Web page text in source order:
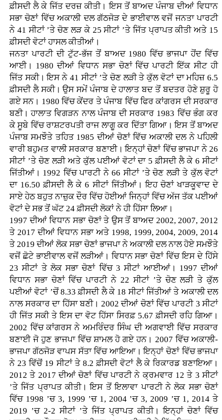
ਫ਼ੀਸਦੀ ਲੈ ਕੇ ਜਿੱਤ ਦਰਜ਼ ਕੀਤੀ। ਇਸ ਤੋਂ ਬਾਅਦ ਪੰਜਾਬ ਦੀਆਂ ਵਿਧਾਨ
ਸਭਾ ਚੋਣਾਂ ਵਿੱਚ ਅਕਾਲੀ ਦਲ ਗੱਠਜੋੜ ਦੇ ਭਾਈਵਾਲ ਵਜੋਂ ਜਨਤਾ ਪਾਰਟੀ
ਨੇ 41 ਸੀਟਾਂ ’ਤੇ ਚੋਣ ਲੜ ਕੇ 25 ਸੀਟਾਂ ’ਤੇ ਜਿੱਤ ਪ੍ਰਾਪਤ ਕੀਤੀ ਅਤੇ 15
ਫ਼ੀਸਦੀ ਵੋਟਾਂ ਹਾਸਲ ਕੀਤੀਆਂ।
ਜਨਤਾ ਪਾਰਟੀ ਦੀ ਟੁੱਟ-ਭੱਜ ਤੋਂ ਬਾਅਦ 1980 ਵਿੱਚ ਭਾਜਪਾ ਹੋਂਦ ਵਿੱਚ
ਆਈ। 1980 ਦੀਆਂ ਵਿਧਾਨ ਸਭਾ ਚੋਣਾਂ ਵਿੱਚ ਪਾਰਟੀ ਇੱਕ ਸੀਟ ਹੀ
ਜਿੱਤ ਸਕੀ। ਇਸ ਨੇ 41 ਸੀਟਾਂ ’ਤੇ ਚੋਣ ਲੜੀ ਤੇ ਕੁੱਲ ਵੋਟਾਂ ਦਾ ਮਹਿਜ਼ 6.5
ਫ਼ੀਸਦੀ ਲੈ ਸਕੀ। ਉਸ ਸਮੇਂ ਪੰਜਾਬ ਦੇ ਹਾਲਾਤ ਬਦ ਤੋਂ ਬਦਤਰ ਹੋਣੇ ਸ਼ੁਰੂ ਹੋ
ਗਏ ਸਨ। 1980 ਵਿੱਚ ਕੇਂਦਰ ਤੇ ਪੰਜਾਬ ਵਿੱਚ ਫਿਰ ਕਾਂਗਰਸ ਦੀ ਸਰਕਾਰ
ਬਣੀ। ਹਾਲਾਤ ਵਿਗੜਨ ਨਾਲ ਪੰਜਾਬ ਦੀ ਸਰਕਾਰ 1983 ਵਿੱਚ ਭੰਗ ਕਰ
ਕੇ ਸੂਬੇ ਵਿੱਚ ਰਾਸ਼ਟਰਪਤੀ ਰਾਜ ਲਾਗੂ ਕਰ ਦਿੱਤਾ ਗਿਆ। ਇਸ ਤੋਂ ਬਾਅਦ
ਪੰਜਾਬ ਸਮਝੌਤੇ ਤਹਿਤ 1985 ਦੀਆਂ ਚੋਣਾਂ ਵਿੱਚ ਅਕਾਲੀ ਦਲ ਨੇ ਪਹਿਲੀ
ਵਾਰੀ ਬਹੁਮਤ ਵਾਲੀ ਸਰਕਾਰ ਬਣਾਈ। ਇਨ੍ਹਾਂ ਚੋਣਾਂ ਵਿੱਚ ਭਾਜਪਾ ਨੇ 26
ਸੀਟਾਂ ’ਤੇ ਚੋਣ ਲੜੀ ਅਤੇ ਕੁੱਲ ਪਈਆਂ ਵੋਟਾਂ ਦਾ 5 ਫ਼ੀਸਦੀ ਲੈ ਕੇ 6 ਸੀਟਾਂ
ਜਿੱਤੀਆਂ। 1992 ਵਿੱਚ ਪਾਰਟੀ ਨੇ 66 ਸੀਟਾਂ ’ਤੇ ਚੋਣ ਲੜੀ ਤੇ ਕੁੱਲ ਵੋਟਾਂ
ਦਾ 16.50 ਫ਼ੀਸਦੀ ਲੈ ਕੇ 6 ਸੀਟਾਂ ਜਿੱਤੀਆਂ। ਇਹ ਚੋਣਾਂ ਖਾੜਕੂਵਾਦ ਦੇ
ਸਾਏ ਹੇਠ ਬਹੁਤ ਨਾਜ਼ੁਕ ਦੌਰ ਵਿੱਚ ਹੋਈਆਂ ਜਿਨ੍ਹਾਂ ਵਿੱਚ ਅੱਜ ਤੱਕ ਪਈਆਂ
ਵੋਟਾਂ ਦੇ ਸਭ ਤੋਂ ਘੱਟ 24 ਫ਼ੀਸਦੀ ਲੋਕਾਂ ਨੇ ਹੀ ਹਿੱਸਾ ਲਿਆ।
1997 ਦੀਆਂ ਵਿਧਾਨ ਸਭਾ ਚੋਣਾਂ ਤੇ ਉਸ ਤੋਂ ਬਾਅਦ 2002, 2007, 2012
ਤੇ 2017 ਦੀਆਂ ਵਿਧਾਨ ਸਭਾ ਅਤੇ 1998, 1999, 2004, 2009, 2014
ਤੇ 2019 ਦੀਆਂ ਲੋਕ ਸਭਾ ਚੋਣਾਂ ਭਾਜਪਾ ਨੇ ਅਕਾਲੀ ਦਲ ਨਾਲ ਹੋਏ ਸਮਝੌਤੇ
ਵਜੋਂ ਛੋਟੇ ਭਾਈਵਾਲ ਵਜੋਂ ਲੜੀਆਂ। ਵਿਧਾਨ ਸਭਾ ਚੋਣਾਂ ਵਿੱਚ ਇਸ ਦੇ ਹਿੱਸੇ
23 ਸੀਟਾਂ ਤੇ ਲੋਕ ਸਭਾ ਚੋਣਾਂ ਵਿੱਚ 3 ਸੀਟਾਂ ਆਈਆਂ। 1997 ਦੀਆਂ
ਵਿਧਾਨ ਸਭਾ ਚੋਣਾਂ ਵਿੱਚ ਪਾਰਟੀ ਨੇ 22 ਸੀਟਾਂ ’ਤੇ ਚੋਣ ਲੜੀ ਤੇ ਕੁੱਲ
ਪਈਆਂ ਵੋਟਾਂ ’ਚੋਂ 8.33 ਫ਼ੀਸਦੀ ਲੈ ਕੇ 18 ਸੀਟਾਂ ਜਿੱਤੀਆਂ ਤੇ ਅਕਾਲੀ ਦਲ
ਨਾਲ ਸਰਕਾਰ ਦਾ ਹਿੱਸਾ ਬਣੀ। 2002 ਦੀਆਂ ਚੋਣਾਂ ਵਿੱਚ ਪਾਰਟੀ 3 ਸੀਟਾਂ
ਹੀ ਜਿੱਤ ਸਕੀ ਤੇ ਇਸ ਦਾ ਵੋਟ ਹਿੱਸਾ ਸਿਰਫ਼ 5.67 ਫ਼ੀਸਦੀ ਰਹਿ ਗਿਆ।
2002 ਵਿੱਚ ਕਾਂਗਰਸ ਨੇ ਅਮਰਿੰਦਰ ਸਿੰਘ ਦੀ ਅਗਵਾਈ ਵਿੱਚ ਸਰਕਾਰ
ਬਣਾਈ ਜੋ ਹੁਣ ਭਾਜਪਾ ਵਿੱਚ ਸ਼ਾਮਲ ਹੋ ਗਏ ਹਨ। 2007 ਵਿੱਚ ਅਕਾਲੀ-
ਭਾਜਪਾ ਗੱਠਜੋੜ ਵਾਪਸ ਸੱਤਾ ਵਿੱਚ ਆਇਆ। ਇਨ੍ਹਾਂ ਚੋਣਾਂ ਵਿੱਚ ਭਾਜਪਾ
ਨੇ 23 ਵਿੱਚੋਂ 19 ਸੀਟਾਂ ਤੇ 8.2 ਫ਼ੀਸਦੀ ਵੋਟਾਂ ਲੈ ਕੇ ਰਿਕਾਰਡ ਬਣਾਇਆ।
2012 ਤੇ 2017 ਦੀਆਂ ਚੋਣਾਂ ਵਿੱਚ ਪਾਰਟੀ ਨੇ ਕ੍ਰਮਵਾਰ 12 ਤੇ 3 ਸੀਟਾਂ
’ਤੇ ਜਿੱਤ ਪ੍ਰਾਪਤ ਕੀਤੀ। ਇਸ ਤੋਂ ਇਲਾਵਾ ਪਾਰਟੀ ਨੇ ਲੋਕ ਸਭਾ ਚੋਣਾਂ
ਵਿੱਚ 1998 ’ਚ 3, 1999 ’ਚ 1, 2004 ’ਚ 3, 2009 ’ਚ 1, 2014 ਤੇ
2019 ’ਚ 2-2 ਸੀਟਾਂ ’ਤੇ ਜਿੱਤ ਪ੍ਰਾਪਤ ਕੀਤੀ। ਇਨ੍ਹਾਂ ਚੋਣਾਂ ਵਿੱਚ